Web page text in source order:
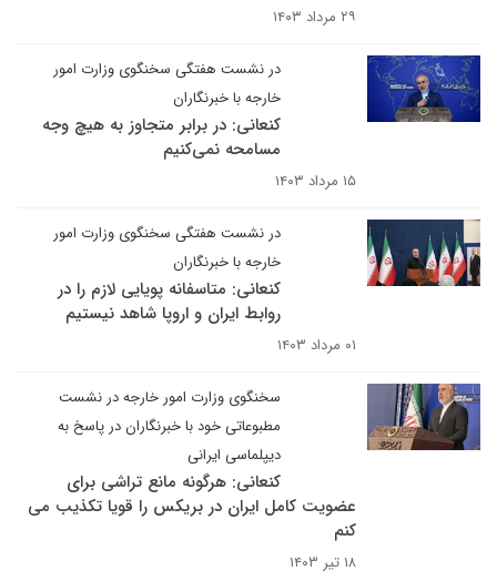
۲۹ مرداد ۱۴۰۳
در نشست هفتگی سخنگوی وزارت امور
خارجه با خبرنگاران
کنعانی: در برابر متجاوز به هیچ وجه
مسامحه نمی‌کنیم
۱۵ مرداد ۱۴۰۳
در نشست هفتگی سخنگوی وزارت امور
خارجه با خبرنگاران
کنعانی: متاسفانه پویایی لازم را در
روابط ایران و اروپا شاهد نیستیم
۰۱ مرداد ۱۴۰۳
سخنگوی وزارت امور خارجه در نشست
مطبوعاتی خود با خبرنگاران در پاسخ به
دیپلماسی ایرانی
کنعانی: هرگونه مانع تراشی برای
عضویت کامل ایران در بریکس را قویا تکذیب می
کنم
۱۸ تیر ۱۴۰۳